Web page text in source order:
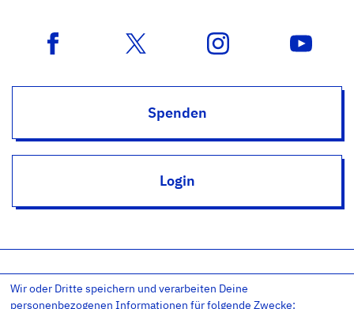
Spenden
Login
Impressum Datenschutz
Datenschutz-Einstellungen
Wir oder Dritte speichern und verarbeiten Deine
personenbezogenen Informationen für folgende Zwecke: